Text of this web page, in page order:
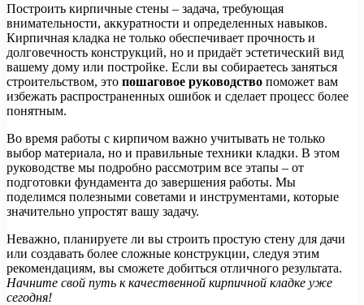
Построить кирпичные стены – задача, требующая
внимательности, аккуратности и определенных навыков.
Кирпичная кладка не только обеспечивает прочность и
долговечность конструкций, но и придаёт эстетический вид
вашему дому или постройке. Если вы собираетесь заняться
строительством, это пошаговое руководство поможет вам
избежать распространенных ошибок и сделает процесс более
понятным.
Во время работы с кирпичом важно учитывать не только
выбор материала, но и правильные техники кладки. В этом
руководстве мы подробно рассмотрим все этапы – от
подготовки фундамента до завершения работы. Мы
поделимся полезными советами и инструментами, которые
значительно упростят вашу задачу.
Неважно, планируете ли вы строить простую стену для дачи
или создавать более сложные конструкции, следуя этим
рекомендациям, вы сможете добиться отличного результата.
Начните свой путь к качественной кирпичной кладке уже
сегодня!